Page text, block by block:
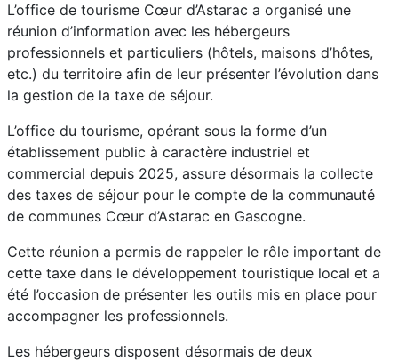
L’office de tourisme Cœur d’Astarac a organisé une
réunion d’information avec les hébergeurs
professionnels et particuliers (hôtels, maisons d’hôtes,
etc.) du territoire afin de leur présenter l’évolution dans
la gestion de la taxe de séjour.
L’office du tourisme, opérant sous la forme d’un
établissement public à caractère industriel et
commercial depuis 2025, assure désormais la collecte
des taxes de séjour pour le compte de la communauté
de communes Cœur d’Astarac en Gascogne.
Cette réunion a permis de rappeler le rôle important de
cette taxe dans le développement touristique local et a
été l’occasion de présenter les outils mis en place pour
accompagner les professionnels.
Les hébergeurs disposent désormais de deux